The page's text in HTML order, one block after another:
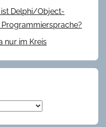
Delphi/Object-
nur im Kreis